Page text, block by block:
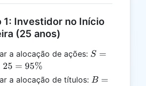
1: Investidor no Início
(25 anos)
a alocação de ações: S =
25 =
S =
25 = 95%
a alocação de títulos: B =
B =